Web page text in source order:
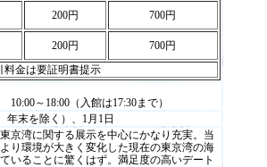
200円
700円
200円
700円
金は要証明書提示
～18:00（入館は17:30まで）
年末を除く）、1月1日
京湾に関する展示を中心にかなり充実。当
り環境が大きく変化した現在の東京湾の海
いることに驚くはず。満足度の高いデート